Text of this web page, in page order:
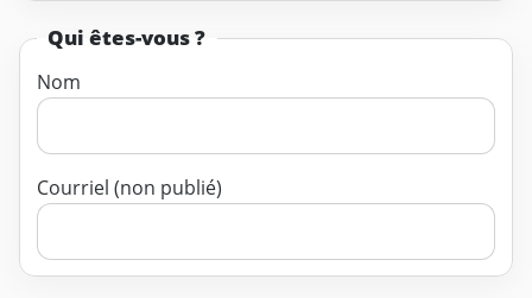
Qui êtes-vous ?
Nom
Courriel (non publié)